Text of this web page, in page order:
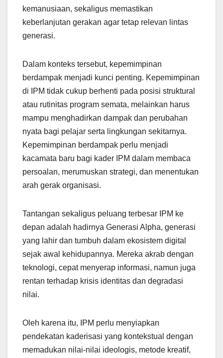
kemanusiaan, sekaligus memastikan
keberlanjutan gerakan agar tetap relevan lintas
generasi.
Dalam konteks tersebut, kepemimpinan
berdampak menjadi kunci penting. Kepemimpinan
di IPM tidak cukup berhenti pada posisi struktural
atau rutinitas program semata, melainkan harus
mampu menghadirkan dampak dan perubahan
nyata bagi pelajar serta lingkungan sekitarnya.
Kepemimpinan berdampak perlu menjadi
kacamata baru bagi kader IPM dalam membaca
persoalan, merumuskan strategi, dan menentukan
arah gerak organisasi.
Tantangan sekaligus peluang terbesar IPM ke
depan adalah hadirnya Generasi Alpha, generasi
yang lahir dan tumbuh dalam ekosistem digital
sejak awal kehidupannya. Mereka akrab dengan
teknologi, cepat menyerap informasi, namun juga
rentan terhadap krisis identitas dan degradasi
nilai.
Oleh karena itu, IPM perlu menyiapkan
pendekatan kaderisasi yang kontekstual dengan
memadukan nilai-nilai ideologis, metode kreatif,